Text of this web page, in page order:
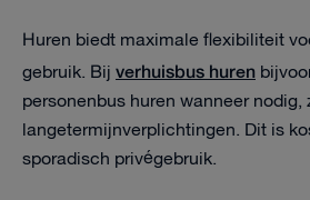
Huren biedt maximale flexibiliteit
gebruik. Bij verhuisbus huren
personenbus huren wanneer nodig,
langetermijnverplichtingen. Dit is
sporadisch privégebruik.